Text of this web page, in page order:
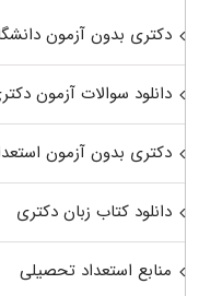
دکتری بدون آزمون
دانلود سوالات آزمون
دکتری بدون آزمون
دانلود کتاب زبان دکتری
منابع استعداد تحصیلی